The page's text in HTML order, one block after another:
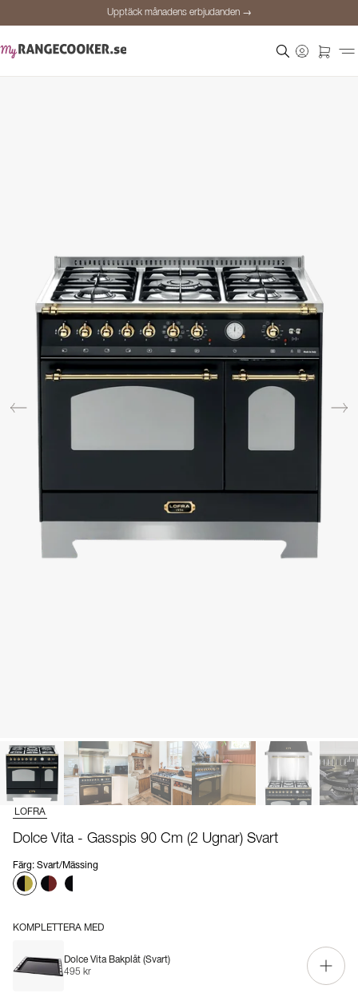
Upptäck månadens erbjudanden →
LOFRA
Dolce Vita - Gasspis 90 Cm (2 Ugnar) Svart
Färg: Svart/Mässing
KOMPLETTERA MED
Dolce Vita Bakplåt (Svart)
495 kr